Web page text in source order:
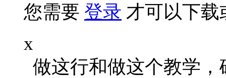
您需要 登录 才可以下载
x
做这行和做这个教学